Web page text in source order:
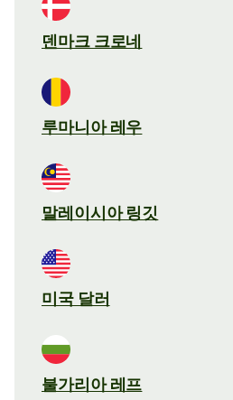
덴마크 크로네
루마니아 레우
말레이시아 링깃
미국 달러
불가리아 레프